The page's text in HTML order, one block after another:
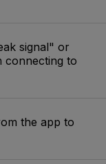
signal" or
connecting to
the app to